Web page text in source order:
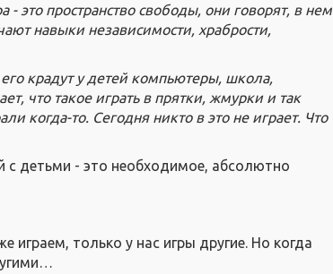
это пространство свободы, они говорят, в нем
навыки независимости, храбрости,
его крадут у детей компьютеры, школа,
что такое играть в прятки, жмурки и так
когда-то. Сегодня никто в это не играет. Что
детьми - это необходимое, абсолютно
играем, только у нас игры другие. Но когда